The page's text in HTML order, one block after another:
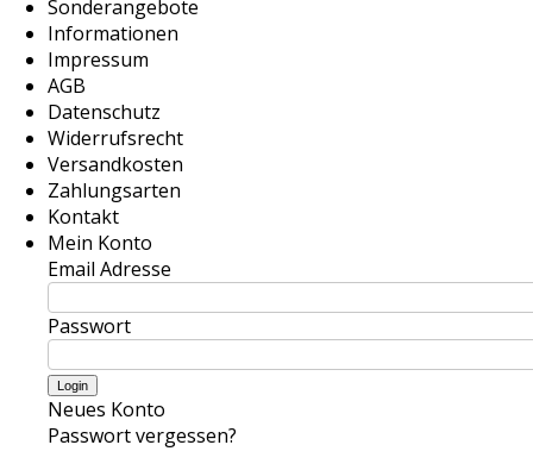
Sonderangebote
Informationen
Impressum
AGB
Datenschutz
Widerrufsrecht
Versandkosten
Zahlungsarten
Kontakt
Mein Konto
Email Adresse
Passwort
Neues Konto
Passwort vergessen?